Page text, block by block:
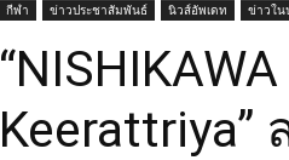
กีฬา ข่าวประชาสัมพันธ์ นิวส์อัพเดท ข่าวใน